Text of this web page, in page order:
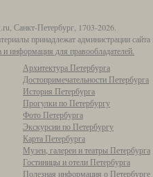
Санкт-Петербург, 1703-2026.
принадлежат администрации
и информация для правообладателей.
Архитектура Петербурга
Достопримечательности Петербурга
История Петербурга
Прогулки по Петербургу
Фото Петербурга
Экскурсии по Петербургу
Карта Петербурга
Музеи, галереи и театры Петербурга
Гостиницы и отели Петербурга
Полезная информация о Петербурге